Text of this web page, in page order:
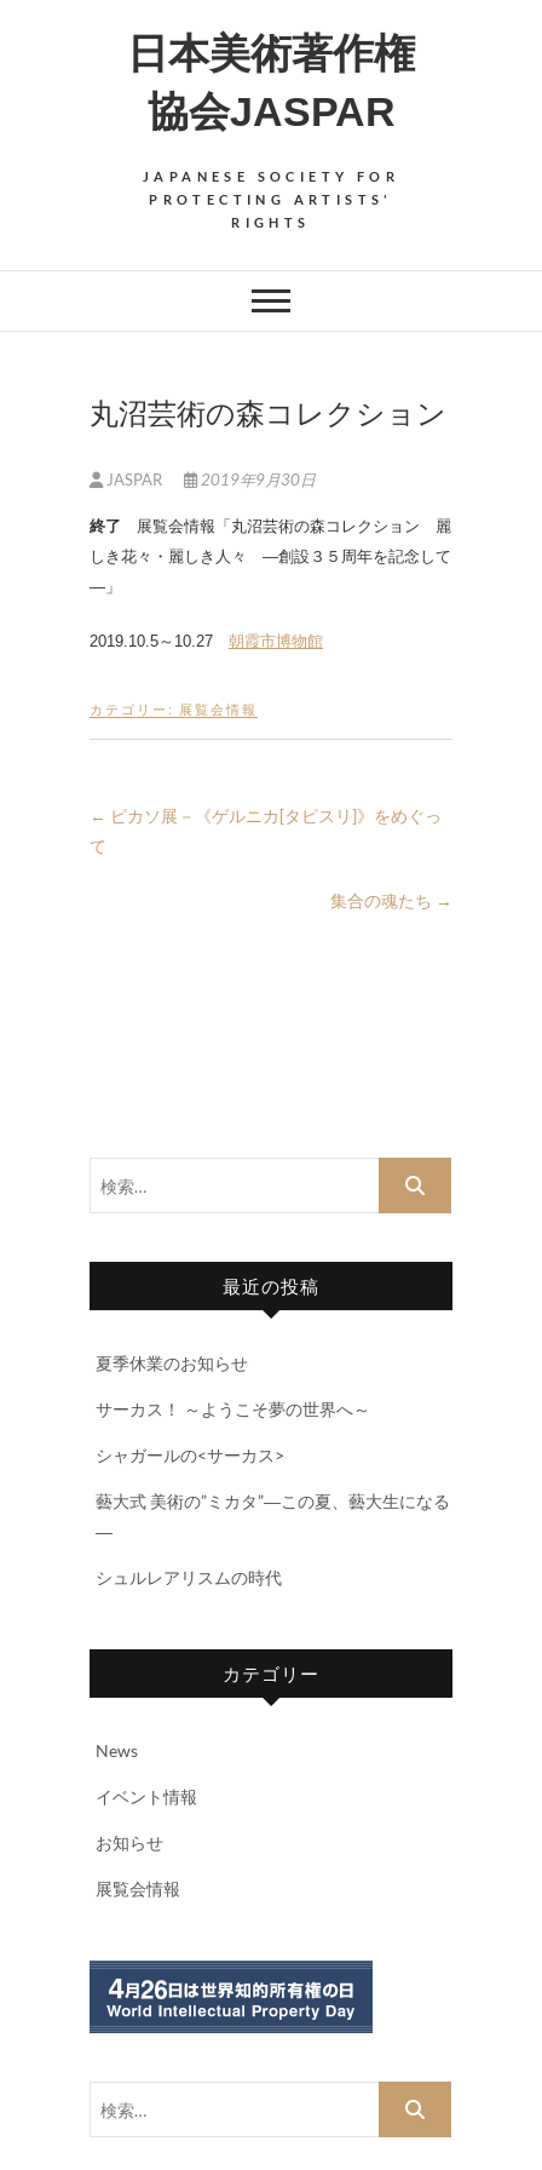
日本美術著作権
協会JASPAR
JAPANESE SOCIETY FOR
PROTECTING ARTISTS'
RIGHTS
丸沼芸術の森コレクション
JASPAR 2019年9月30日
終了 展覧会情報「丸沼芸術の森コレクション 麗
しき花々・麗しき人々 ―創設３５周年を記念して
―」
2019.10.5～10.27 朝霞市博物館
カテゴリー: 展覧会情報
← ピカソ展－《ゲルニカ[タピスリ]》をめぐっ
て
集合の魂たち →
最近の投稿
夏季休業のお知らせ
サーカス！ ～ようこそ夢の世界へ～
シャガールの<サーカス>
藝大式 美術の”ミカタ”―この夏、藝大生になる
―
シュルレアリスムの時代
カテゴリー
News
イベント情報
お知らせ
展覧会情報